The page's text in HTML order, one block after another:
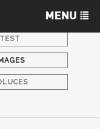
TEST